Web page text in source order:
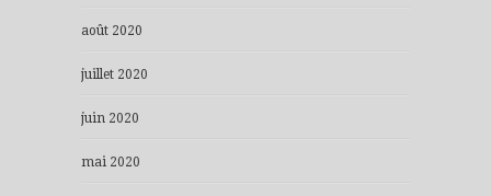
août 2020
juillet 2020
juin 2020
mai 2020